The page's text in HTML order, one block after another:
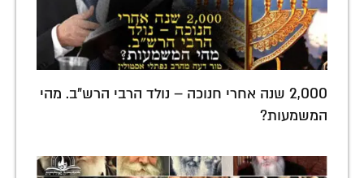
2,000 שנה אחרי חנוכה – נולד הרבי הרש"ב. מהי
המשמעות?